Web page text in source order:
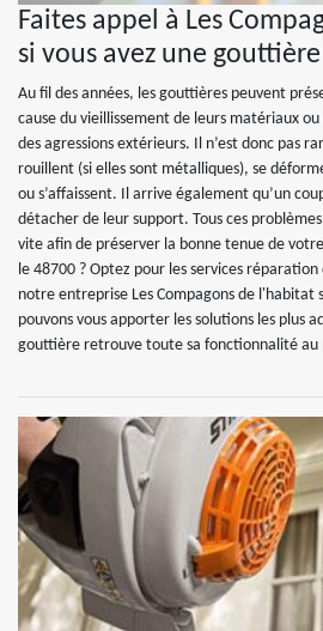
Faites appel à Les
si vous avez une
Au fil des années, les gouttières peuvent
cause du vieillissement de leurs matériaux
des agressions extérieurs. Il n’est donc pas
rouillent (si elles sont métalliques), se
ou s’affaissent. Il arrive également qu’un
détacher de leur support. Tous ces
vite afin de préserver la bonne tenue de
le 48700 ? Optez pour les services
notre entreprise Les Compagons de l'habitat
pouvons vous apporter les solutions les plus
gouttière retrouve toute sa fonctionnalité au